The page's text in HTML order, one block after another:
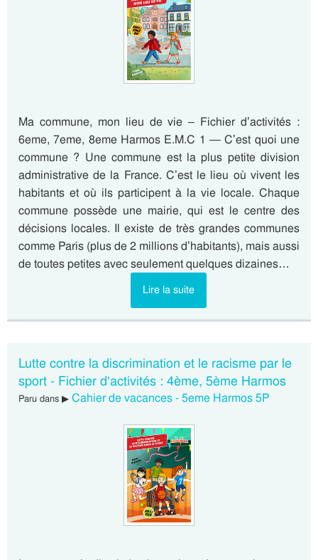
Ma commune, mon lieu de vie – Fichier d’activités :
6eme, 7eme, 8eme Harmos E.M.C 1 — C’est quoi une
commune ? Une commune est la plus petite division
administrative de la France. C’est le lieu où vivent les
habitants et où ils participent à la vie locale. Chaque
commune possède une mairie, qui est le centre des
décisions locales. Il existe de très grandes communes
comme Paris (plus de 2 millions d’habitants), mais aussi
de toutes petites avec seulement quelques dizaines…
Lire la suite
Lutte contre la discrimination et le racisme par le
sport - Fichier d’activités : 4ème, 5ème Harmos
Paru dans ▶ Cahier de vacances - 5eme Harmos 5P